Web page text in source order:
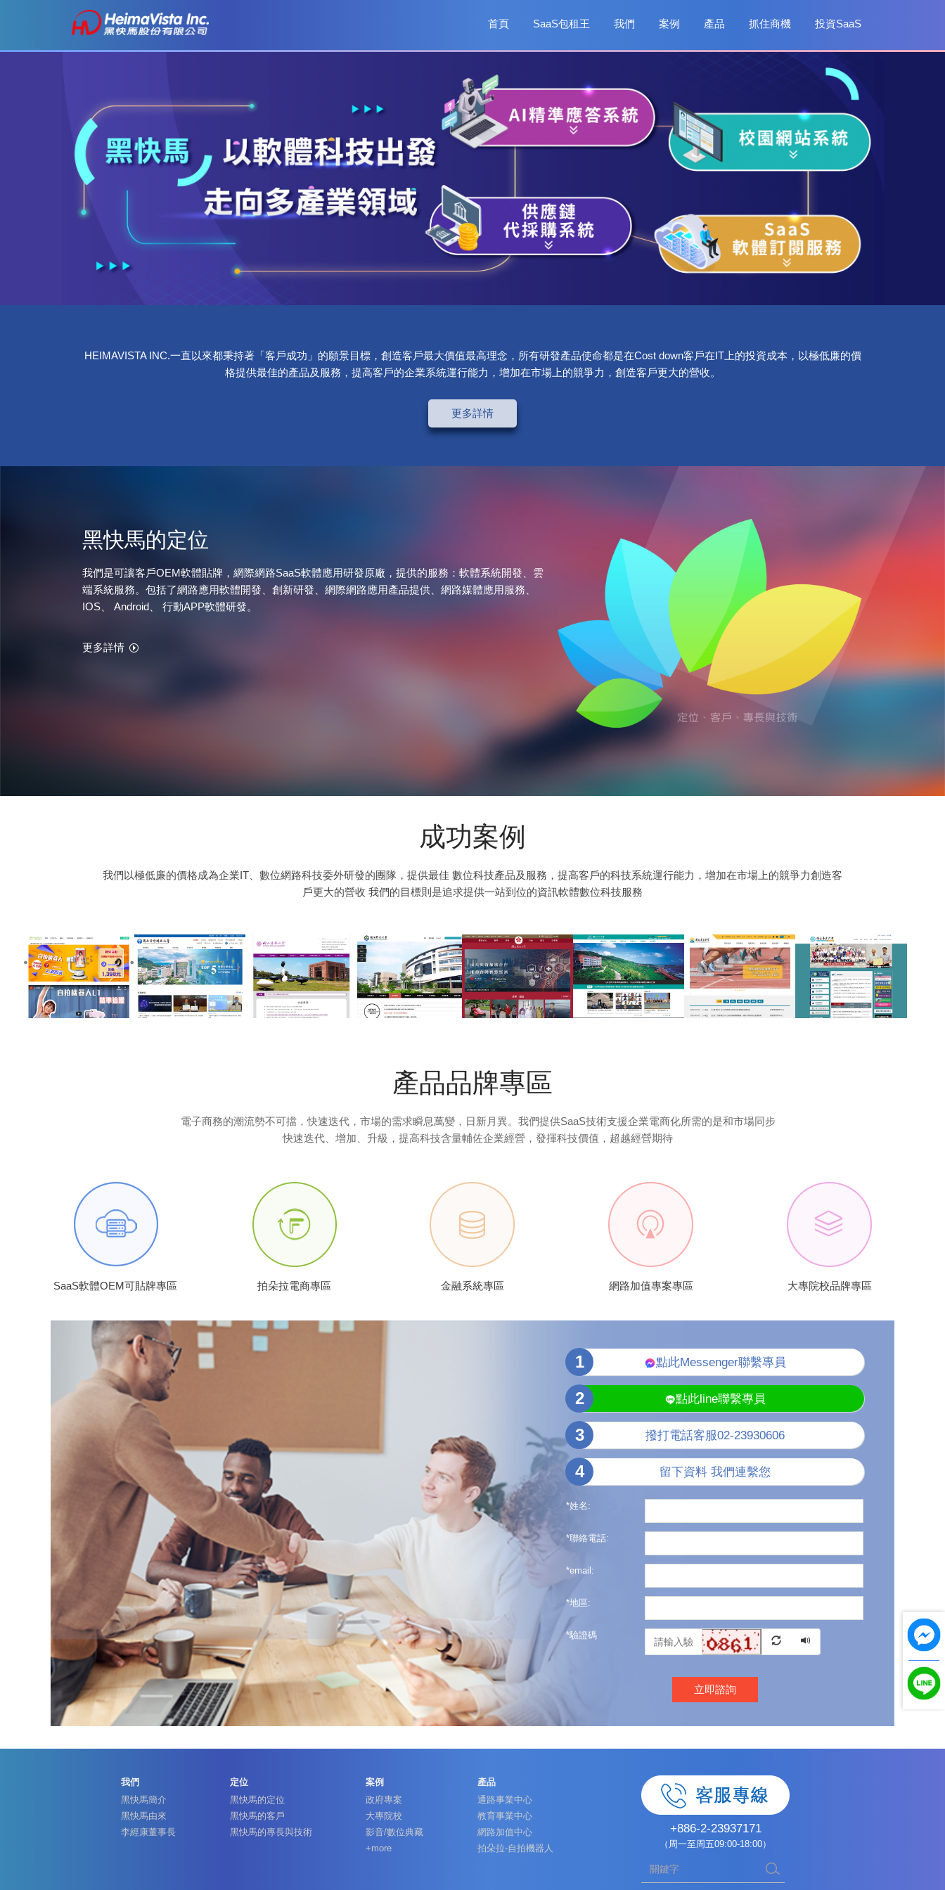
首頁 SaaS包租王 我們 案例 產品 抓住商機 投資SaaS
fintech
ai科技
校園網站
saas 軟體訂閱服
務
HEIMAVISTA INC.一直以來都秉持著「客戶成功」的願景目標，創造客戶最大價值最高理念，所有研發產品使命都是在Cost down客戶在IT上的投資成本，以極低廉的價
格提供最佳的產品及服務，提高客戶的企業系統運行能力，增加在市場上的競爭力，創造客戶更大的營收。
更多詳情
黑快馬的定位
我們是可讓客戶OEM軟體貼牌，網際網路SaaS軟體應用研發原廠，提供的服務：軟體系統開發、雲
端系統服務。包括了網路應用軟體開發、創新研發、網際網路應用產品提供、網路媒體應用服務、
IOS、 Android、 行動APP軟體研發。
更多詳情
成功案例
我們以極低廉的價格成為企業IT、數位網路科技委外研發的團隊，提供最佳 數位科技產品及服務，提高客戶的科技系統運行能力，增加在市場上的競爭力創造客
戶更大的營收 我們的目標則是追求提供一站到位的資訊軟體數位科技服務
產品品牌專區
電子商務的潮流勢不可擋，快速迭代，市場的需求瞬息萬變，日新月異。我們提供SaaS技術支援企業電商化所需的是和市場同步
快速迭代、增加、升級，提高科技含量輔佐企業經營，發揮科技價值，超越經營期待
SaaS軟體OEM可貼牌專區 拍朵拉電商專區 金融系統專區 網路加值專案專區 大專院校品牌專區
點此Messenger聯繫專員
點此line聯繫專員
撥打電話客服02-23930606
留下資料 我們連繫您
*姓名:
*聯絡電話:
*email:
*地區:
*驗證碼
立即諮詢
我們
黑快馬簡介
黑快馬由來
李經康董事長
定位
黑快馬的定位
黑快馬的客戶
黑快馬的專長與技術
案例
政府專案
大專院校
影音/數位典藏
+more
產品
通路事業中心
教育事業中心
網路加值中心
拍朵拉-自拍機器人
+886-2-23937171
（周一至周五09:00-18:00）